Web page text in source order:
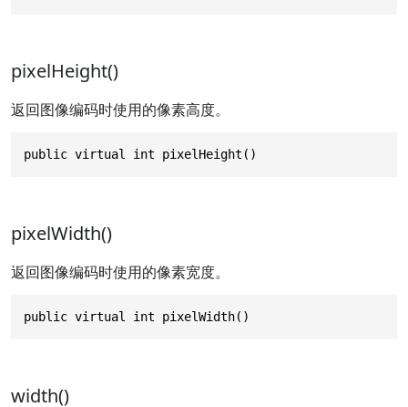
pixelHeight()
返回图像编码时使用的像素高度。
public virtual int pixelHeight()
pixelWidth()
返回图像编码时使用的像素宽度。
public virtual int pixelWidth()
width()